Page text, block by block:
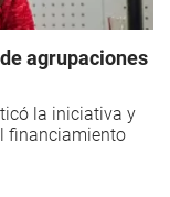
agrupaciones
la iniciativa y
financiamiento